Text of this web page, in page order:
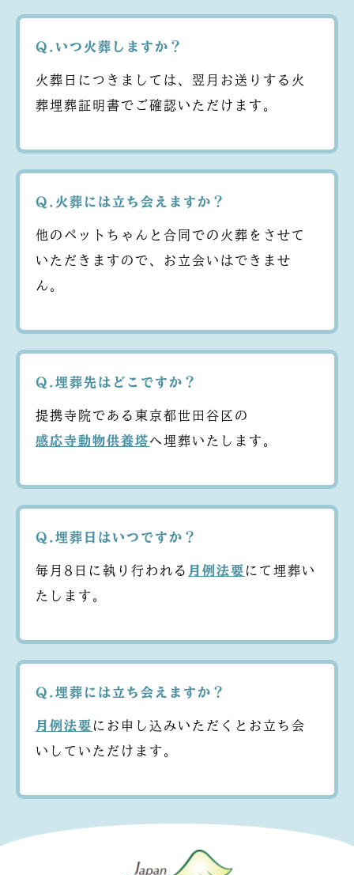
Q.いつ火葬しますか？
火葬日につきましては、翌月お送りする火
葬埋葬証明書でご確認いただけます。
Q.火葬には立ち会えますか？
他のペットちゃんと合同での火葬をさせて
いただきますので、お立会いはできませ
ん。
Q.埋葬先はどこですか？
提携寺院である東京都世田谷区の
感応寺動物供養塔へ埋葬いたします。
Q.埋葬日はいつですか？
毎月8日に執り行われる 月例法要 にて埋葬い
たします。
Q.埋葬には立ち会えますか？
月例法要 にお申し込みいただくとお立ち会
いしていただけます。